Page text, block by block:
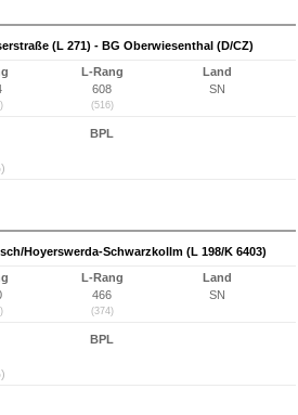
(L 271) - BG Oberwiesenthal (D/CZ)
L-Rang
608
(516)
Land
SN
BPL
Hoyerswerda-Schwarzkollm (L 198/K 6403)
L-Rang
466
(374)
Land
SN
BPL